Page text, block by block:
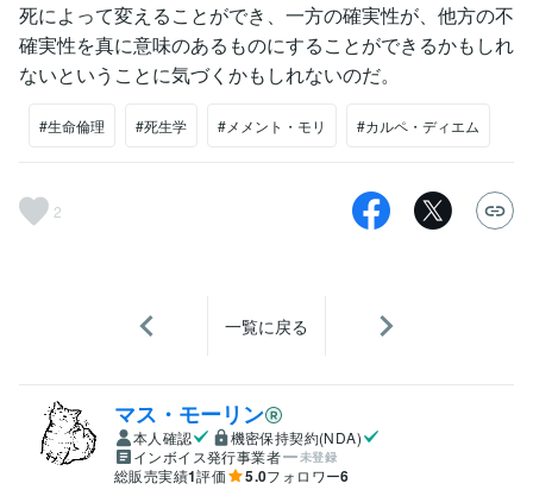
死によって変えることができ、一方の確実性が、他方の不
確実性を真に意味のあるものにすることができるかもしれ
ないということに気づくかもしれないのだ。
#生命倫理 #死生学 #メメント・モリ #カルペ・ディエム
2
一覧に戻る
マス・モーリン
本人確認
機密保持契約(NDA)
インボイス発行事業者
未登録
総販売実績1評価 5.0フォロワー6